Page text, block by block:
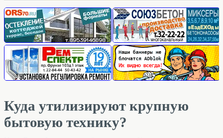
Куда утилизируют крупную
бытовую технику?